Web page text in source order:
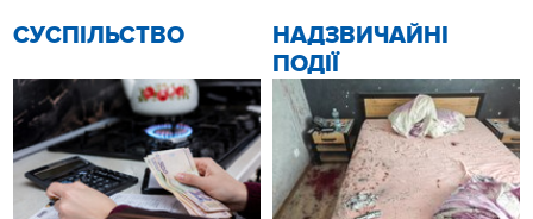
CУСПІЛЬСТВО
НАДЗВИЧАЙНІ
ПОДІЇ